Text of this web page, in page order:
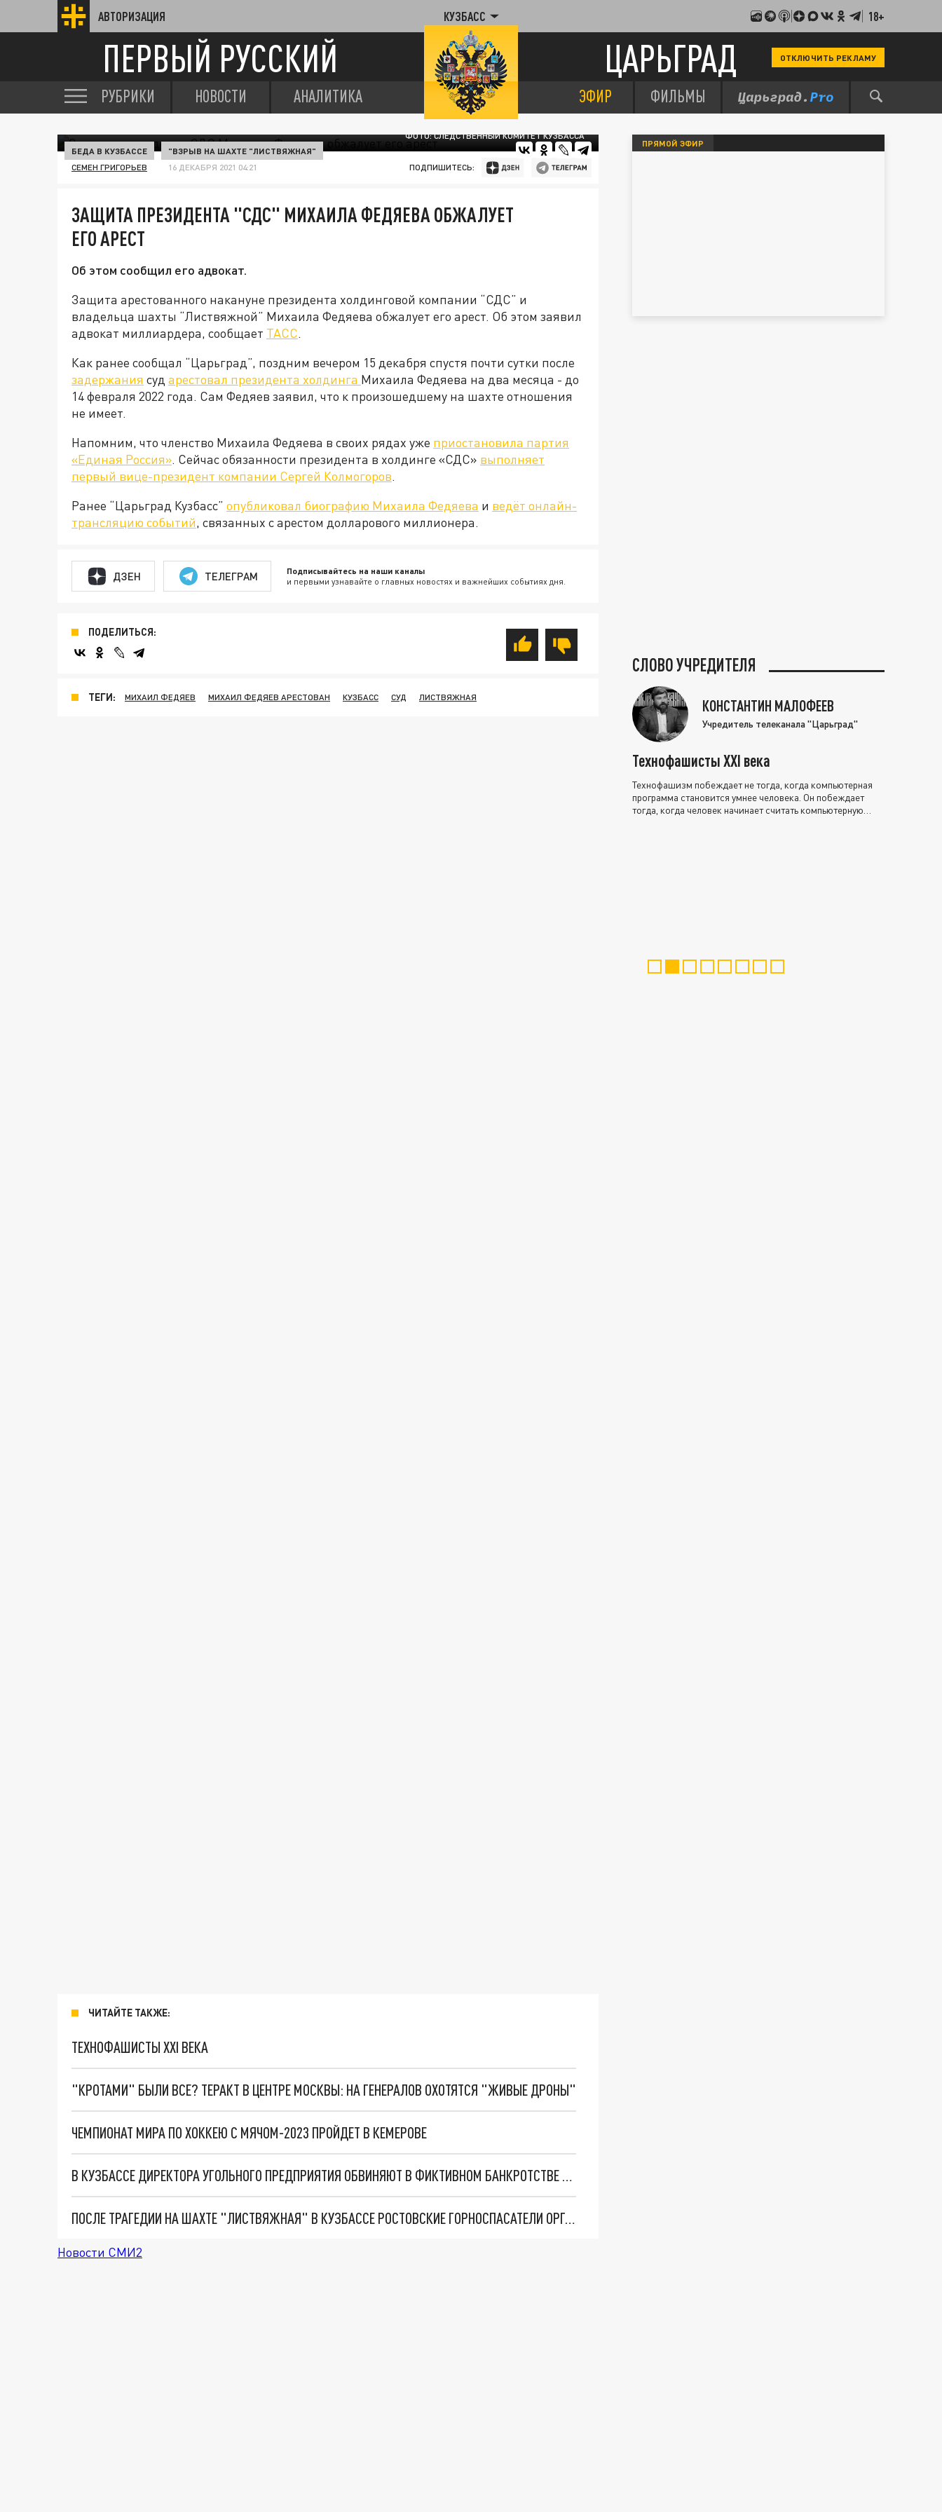
АВТОРИЗАЦИЯ КУЗБАСС 18+
ПЕРВЫЙ РУССКИЙ ЦАРЬГРАД ОТКЛЮЧИТЬ РЕКЛАМУ
РУБРИКИ НОВОСТИ АНАЛИТИКА ЭФИР ФИЛЬМЫ
ФОТО: СЛЕДСТВЕННЫЙ КОМИТЕТ КУЗБАССА
БЕДА В КУЗБАССЕ "ВЗРЫВ НА ШАХТЕ "ЛИСТВЯЖНАЯ"
СЕМЕН ГРИГОРЬЕВ 16 ДЕКАБРЯ 2021 04:21 ПОДПИШИТЕСЬ:
ЗАЩИТА ПРЕЗИДЕНТА "СДС" МИХАИЛА ФЕДЯЕВА ОБЖАЛУЕТ
ЕГО АРЕСТ
Об этом сообщил его адвокат.
Защита арестованного накануне президента холдинговой компании “СДС” и
владельца шахты “Листвяжной” Михаила Федяева обжалует его арест. Об этом заявил
адвокат миллиардера, сообщает ТАСС.
Как ранее сообщал “Царьград”, поздним вечером 15 декабря спустя почти сутки после
задержания суд арестовал президента холдинга Михаила Федяева на два месяца - до
14 февраля 2022 года. Сам Федяев заявил, что к произошедшему на шахте отношения
не имеет.
Напомним, что членство Михаила Федяева в своих рядах уже приостановила партия
«Единая Россия». Сейчас обязанности президента в холдинге «СДС» выполняет
первый вице-президент компании Сергей Колмогоров.
Ранее “Царьград Кузбасс” опубликовал биографию Михаила Федяева и ведёт онлайн-
трансляцию событий, связанных с арестом долларового миллионера.
ДЗЕН ТЕЛЕГРАМ Подписывайтесь на наши каналы
и первыми узнавайте о главных новостях и важнейших событиях дня.
ПОДЕЛИТЬСЯ:
ТЕГИ: МИХАИЛ ФЕДЯЕВ МИХАИЛ ФЕДЯЕВ АРЕСТОВАН КУЗБАСС СУД ЛИСТВЯЖНАЯ
ЧИТАЙТЕ ТАКЖЕ:
ТЕХНОФАШИСТЫ XXI ВЕКА
"КРОТАМИ" БЫЛИ ВСЕ? ТЕРАКТ В ЦЕНТРЕ МОСКВЫ: НА ГЕНЕРАЛОВ ОХОТЯТСЯ "ЖИВЫЕ ДРОНЫ"
ЧЕМПИОНАТ МИРА ПО ХОККЕЮ С МЯЧОМ-2023 ПРОЙДЕТ В КЕМЕРОВЕ
В КУЗБАССЕ ДИРЕКТОРА УГОЛЬНОГО ПРЕДПРИЯТИЯ ОБВИНЯЮТ В ФИКТИВНОМ БАНКРОТСТВЕ И СОКРЫТИИ 167 МИЛЛИОНОВ
ПОСЛЕ ТРАГЕДИИ НА ШАХТЕ "ЛИСТВЯЖНАЯ" В КУЗБАССЕ РОСТОВСКИЕ ГОРНОСПАСАТЕЛИ ОРГАНИЗОВАЛИ УЧЕНИЯ
Новости СМИ2
ПРЯМОЙ ЭФИР
СЛОВО УЧРЕДИТЕЛЯ
КОНСТАНТИН МАЛОФЕЕВ
Учредитель телеканала "Царьград"
Технофашисты XXI века
Технофашизм побеждает не тогда, когда компьютерная
программа становится умнее человека. Он побеждает
тогда, когда человек начинает считать компьютерную